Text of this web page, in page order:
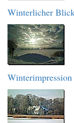
Winterlicher